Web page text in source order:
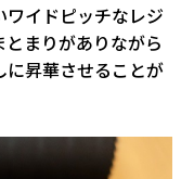
イドピッチなレジ
まりがありながら
昇華させることが